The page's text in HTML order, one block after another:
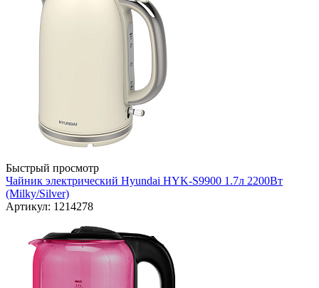
Быстрый просмотр
Чайник электрический Hyundai HYK-S9900 1.7л 2200Вт
(Milky/Silver)
Артикул: 1214278